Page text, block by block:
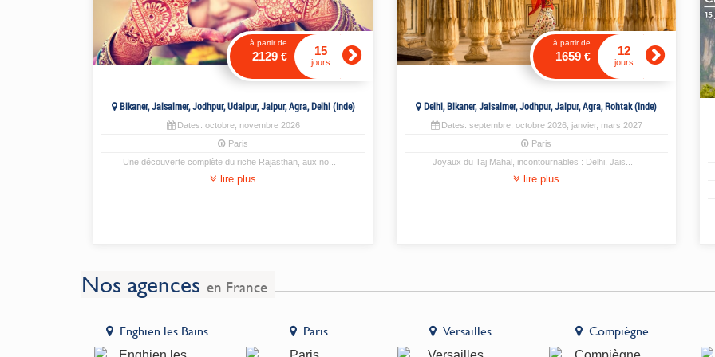
à partir de
2129€ 15
jours
Bikaner, Jaisalmer, Jodhpur, Udaipur, Jaipur, Agra, Delhi (Inde)
Dates: octobre, novembre2026
Paris
Une découverte complète du riche Rajasthan, aux no
lire plus
à partir de
1659€ 12
jours
Delhi, Bikaner, Jaisalmer, Jodhpur, Jaipur, Agra, Rohtak (Inde)
Dates: septembre, octobre2026, janvier, mars 2027
Paris
Joyaux du Taj Mahal, incontournables : Delhi, Jais
lire plus
Nos agences en France
Enghien les Bains Paris Versailles Compiègne